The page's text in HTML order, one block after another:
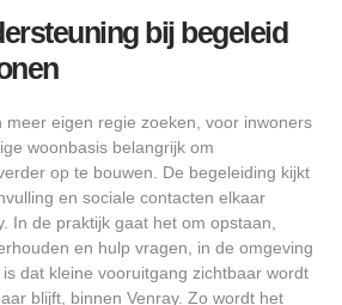
bij begeleid
meer eigen regie zoeken, voor inwoners
woonbasis belangrijk om
op te bouwen. De begeleiding kijkt
en sociale contacten elkaar
In de praktijk gaat het om opstaan,
en hulp vragen, in de omgeving
dat kleine vooruitgang zichtbaar wordt
blijft, binnen Venray. Zo wordt het